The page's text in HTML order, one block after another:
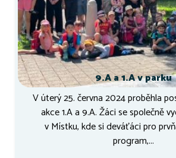
9.A a 1.A v parku
V úterý 25. června 2024 proběhla
akce 1.A a 9.A. Žáci se společně
v Místku, kde si deváťáci pro
program,...